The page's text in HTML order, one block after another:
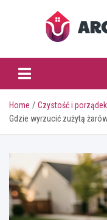
Home
Czystość i porządek
Gdzie wyrzucić zużytą